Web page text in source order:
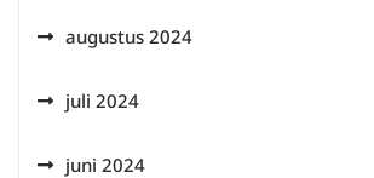
augustus 2024
juli 2024
juni 2024